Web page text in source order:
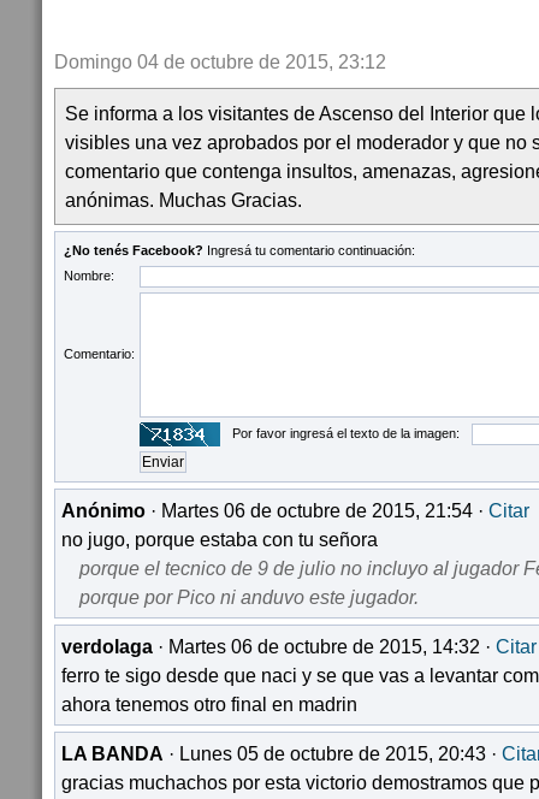
Domingo 04 de octubre de 2015, 23:12
Se informa a los visitantes de Ascenso del Interior que
visibles una vez aprobados por el moderador y que no
comentario que contenga insultos, amenazas,
anónimas. Muchas Gracias.
¿No tenés Facebook? Ingresá tu comentario continuación:
Nombre:
Comentario:
Por favor ingresá el texto de la imagen:
Anónimo · Martes 06 de octubre de 2015, 21:54 · Citar
no jugo, porque estaba con tu señora
porque el tecnico de 9 de julio no incluyo al jugador
porque por Pico ni anduvo este jugador.
verdolaga · Martes 06 de octubre de 2015, 14:32 · Citar
ferro te sigo desde que naci y se que vas a levantar
ahora tenemos otro final en madrin
LA BANDA · Lunes 05 de octubre de 2015, 20:43 ·
gracias muchachos por esta victorio demostramos que